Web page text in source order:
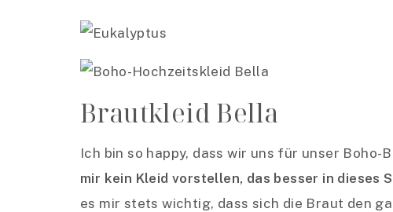
Brautkleid Bella
Ich bin so happy, dass wir uns für unser
mir kein Kleid vorstellen, das besser in dieses
es mir stets wichtig, dass sich die Braut den